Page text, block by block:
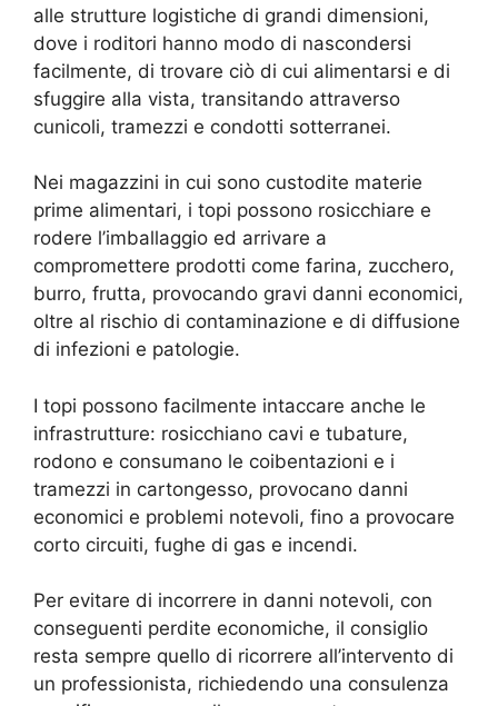
alle strutture logistiche di grandi dimensioni,
dove i roditori hanno modo di nascondersi
facilmente, di trovare ciò di cui alimentarsi e di
sfuggire alla vista, transitando attraverso
cunicoli, tramezzi e condotti sotterranei.
Nei magazzini in cui sono custodite materie
prime alimentari, i topi possono rosicchiare e
rodere l’imballaggio ed arrivare a
compromettere prodotti come farina, zucchero,
burro, frutta, provocando gravi danni economici,
oltre al rischio di contaminazione e di diffusione
di infezioni e patologie.
I topi possono facilmente intaccare anche le
infrastrutture: rosicchiano cavi e tubature,
rodono e consumano le coibentazioni e i
tramezzi in cartongesso, provocano danni
economici e problemi notevoli, fino a provocare
corto circuiti, fughe di gas e incendi.
Per evitare di incorrere in danni notevoli, con
conseguenti perdite economiche, il consiglio
resta sempre quello di ricorrere all’intervento di
un professionista, richiedendo una consulenza